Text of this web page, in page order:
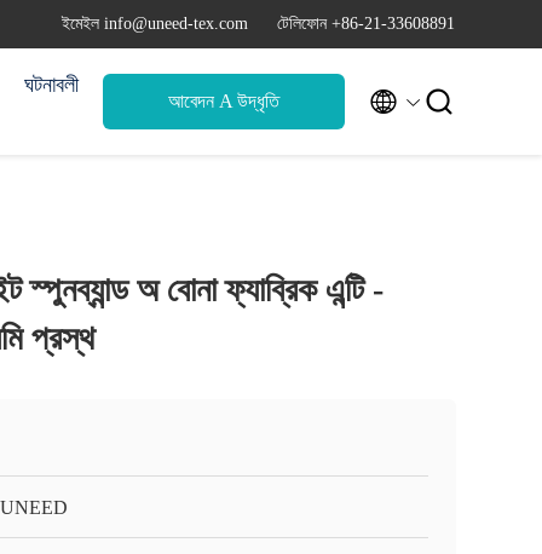
ইমেইল info@uneed-tex.com টেলিফোন +86-21-33608891
ঘটনাবলী
আবেদন A উদ্ধৃতি  
স্পুনব্যান্ড অ বোনা ফ্যাব্রিক এন্টি -
প্রস্থ